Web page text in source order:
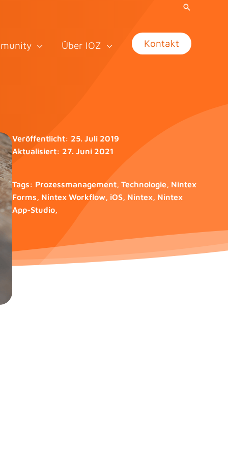
Über IOZ Kontakt
Veröffentlicht: 25. Juli 2019
Aktualisiert: 27. Juni 2021
Tags: Prozessmanagement, Technologie, Nintex
Forms, Nintex Workflow, iOS, Nintex, Nintex
App-Studio,